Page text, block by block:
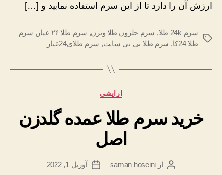
ارزش آن را دارد تا از این سرم استفاده نمایید و […]
برچسب‌ها
سرم 24k طلا , سرم حلزون طلا ونزن, سرم طلا ۲۴ عیار , سرم
طلا 24کا
, سرم طلا نی نی سایت, سرم طلای24عیار
دسته‌ها
ارایشی
خرید سرم طلا عمده گلدزن
اصل
نویسندهٔ
از saman hoseini
تاریخآوریل 1, 2022